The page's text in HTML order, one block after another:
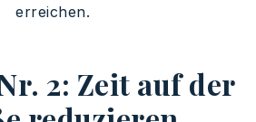
erreichen.
2: Zeit auf der